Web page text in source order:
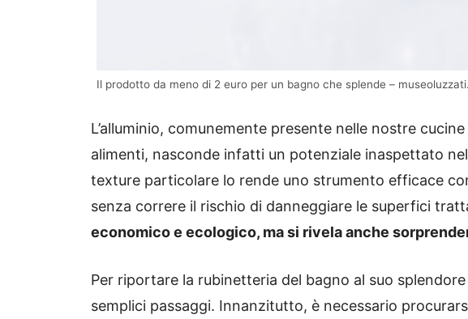
Il prodotto da meno di 2 euro per un bagno che splende –
L’alluminio, comunemente presente nelle nostre
alimenti, nasconde infatti un potenziale inaspettato
texture particolare lo rende uno strumento efficace
senza correre il rischio di danneggiare le superfici
economico e ecologico, ma si rivela anche
Per riportare la rubinetteria del bagno al suo
semplici passaggi. Innanzitutto, è necessario